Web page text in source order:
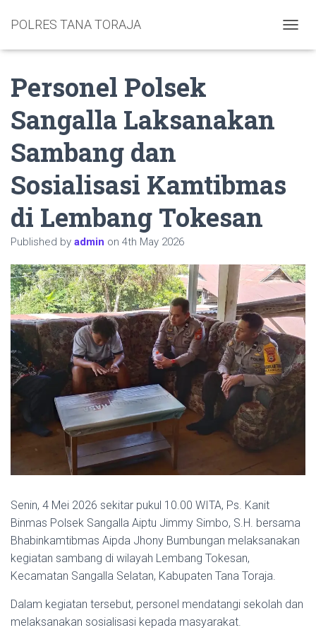
POLRES TANA TORAJA
Personel Polsek
Sangalla Laksanakan
Sambang dan
Sosialisasi Kamtibmas
di Lembang Tokesan
Published by admin on 4th May 2026
Senin, 4 Mei 2026 sekitar pukul 10.00 WITA, Ps. Kanit
Binmas Polsek Sangalla Aiptu Jimmy Simbo, S.H. bersama
Bhabinkamtibmas Aipda Jhony Bumbungan melaksanakan
kegiatan sambang di wilayah Lembang Tokesan,
Kecamatan Sangalla Selatan, Kabupaten Tana Toraja.
Dalam kegiatan tersebut, personel mendatangi sekolah dan
melaksanakan sosialisasi kepada masyarakat.